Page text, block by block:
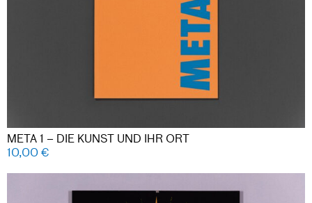
META 1 – DIE KUNST UND IHR ORT
10,00€